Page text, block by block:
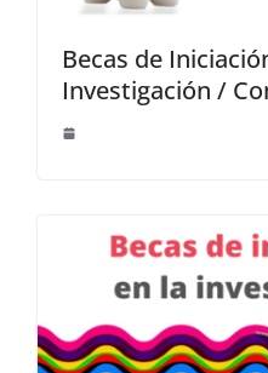
Becas de Iniciación en la
Investigación /